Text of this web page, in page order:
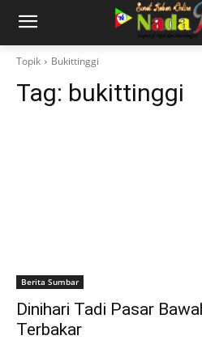
Topik Bukittinggi
Tag: bukittinggi
Berita Sumbar
Dinihari Tadi Pasar
Terbakar